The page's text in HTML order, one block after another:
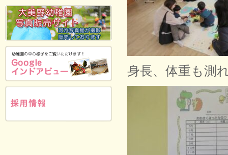
身長、体重も測